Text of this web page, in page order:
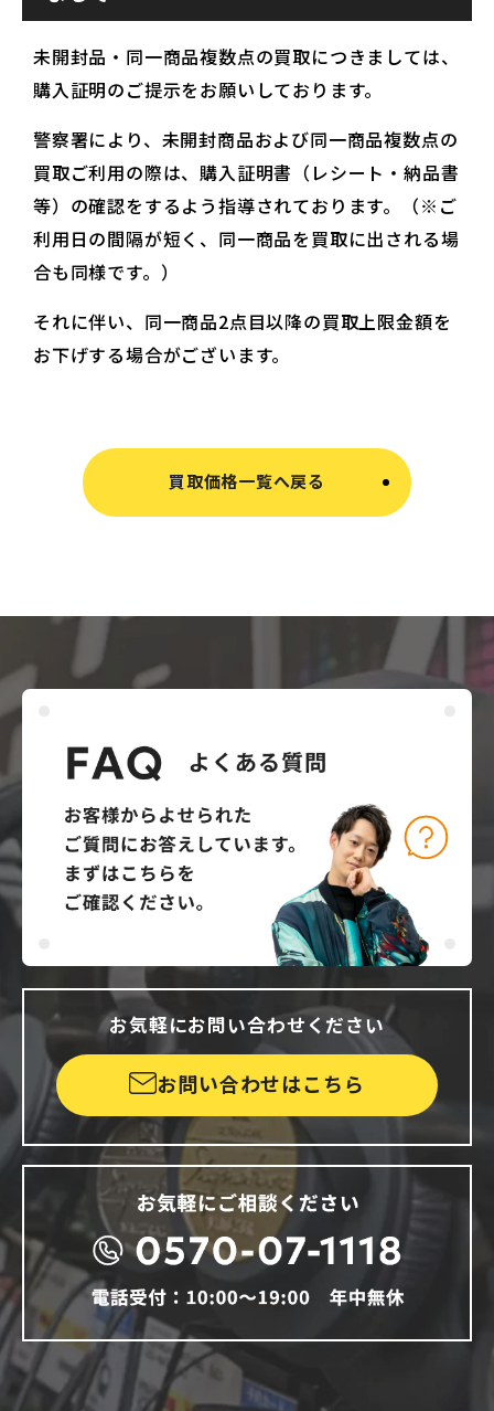
未開封品・同一商品複数点の買取につきましては、
購入証明のご提示をお願いしております。
警察署により、未開封商品および同一商品複数点の
買取ご利用の際は、購入証明書（レシート・納品書
等）の確認をするよう指導されております。（※ご
利用日の間隔が短く、同一商品を買取に出される場
合も同様です。）
それに伴い、同一商品2点目以降の買取上限金額を
お下げする場合がございます。
買取価格一覧へ戻る
お気軽にお問い合わせください
お問い合わせはこちら